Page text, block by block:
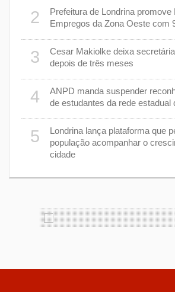
2
Prefeitura de Londrina promove
Empregos da Zona Oeste com
3
Cesar Makiolke deixa
depois de três meses
4
ANPD manda suspender
de estudantes da rede estadual
5
Londrina lança plataforma que
população acompanhar o
cidade